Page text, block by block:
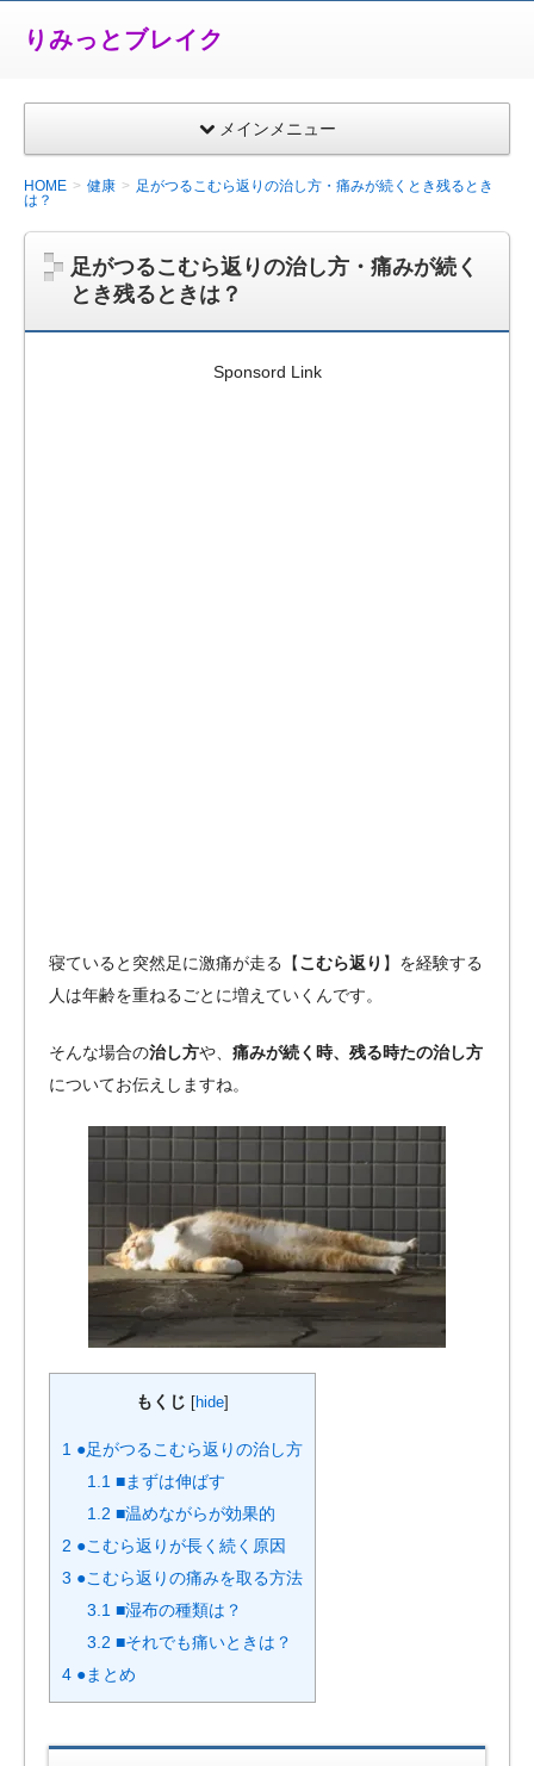
りみっとブレイク
メインメニュー
HOME 健康
足がつるこむら返りの治し方・痛みが続くとき残るとき
は？
足がつるこむら返りの治し方・痛みが続く
とき残るときは？
Sponsord Link
寝ていると突然足に激痛が走る【こむら返り 】を経験する
人は年齢を重ねるごとに増えていくんです。
そんな場合の治し方や、 痛みが続く時、残る時たの治し方
についてお伝えしますね。
もくじ hide
1 ●足がつるこむら返りの治し方
1.1 ■まずは伸ばす
1.2 ■温めながらが効果的
2 ●こむら返りが長く続く原因
3 ●こむら返りの痛みを取る方法
3.1 ■湿布の種類は？
3.2 ■それでも痛いときは？
4 ●まとめ